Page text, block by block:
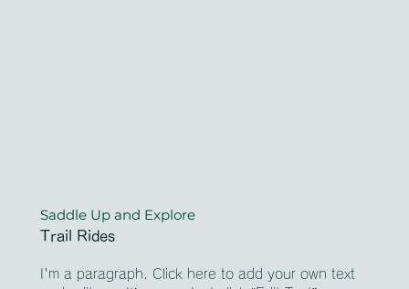
Saddle Up and Explore
Trail Rides
I'm a paragraph. Click here to add your own text